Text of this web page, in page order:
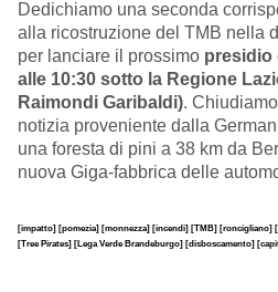
Dedichiamo una seconda
alla ricostruzione del TMB nella
per lanciare il prossimo presidio
alle 10:30 sotto la Regione
Raimondi Garibaldi).
notizia proveniente dalla
una foresta di pini a 38 km da
nuova Giga-fabbrica delle
[impatto] [pomezia] [monnezza] [incendi] [TMB] [roncigliano]
[Tree Pirates] [Lega Verde Brandeburgo] [disboscamento]